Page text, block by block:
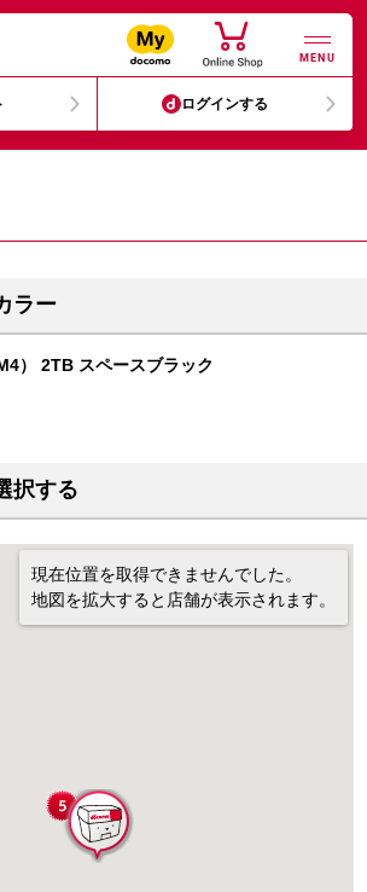
MENU
ログインする
ラー
） 2TB スペースブラック
択する
現在位置を取得できませんでした。
地図を拡大すると店舗が表示されます。